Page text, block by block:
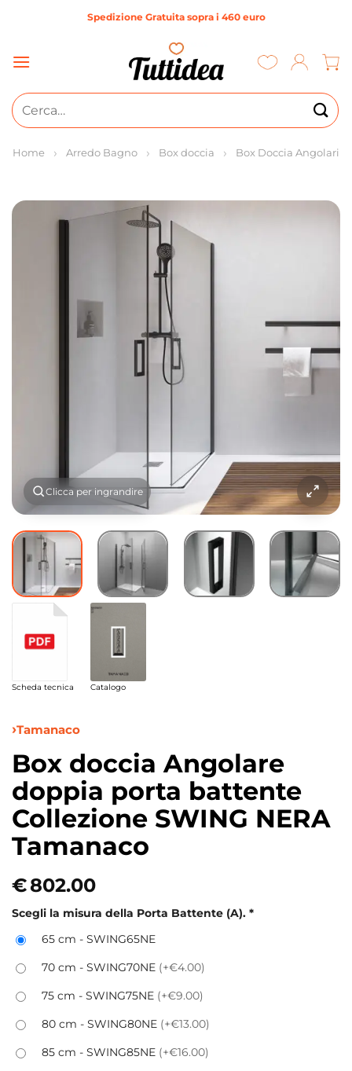
Spedizione Gratuita sopra i 460 euro
Cerca:
Home Arredo Bagno Box doccia Box Doccia Angolari
Clicca per ingrandire
Scheda tecnica Catalogo
Tamanaco
Box doccia Angolare
doppia porta battente
Collezione SWING NERA
Tamanaco
€802.00
Scegli la misura della Porta Battente (A). *
65 cm - SWING65NE
70 cm - SWING70NE (+€4.00)
75 cm - SWING75NE (+€9.00)
80 cm - SWING80NE (+€13.00)
85 cm - SWING85NE (+€16.00)